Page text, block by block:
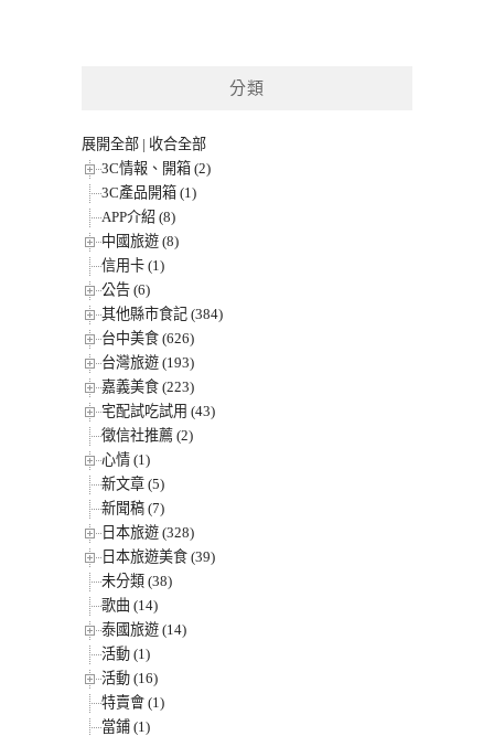
分類
展開全部 | 收合全部
3C情報、開箱 (2)
3C產品開箱 (1)
APP介紹 (8)
中國旅遊 (8)
信用卡 (1)
公告 (6)
其他縣市食記 (384)
台中美食 (626)
台灣旅遊 (193)
嘉義美食 (223)
宅配試吃試用 (43)
徵信社推薦 (2)
心情 (1)
新文章 (5)
新聞稿 (7)
日本旅遊 (328)
日本旅遊美食 (39)
未分類 (38)
歌曲 (14)
泰國旅遊 (14)
活動 (1)
活動 (16)
特賣會 (1)
當鋪 (1)